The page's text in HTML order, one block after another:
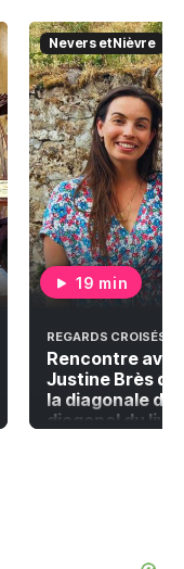
Nevers et Nièvre
19 min
REGARDS CROISÉS
Rencontre
Justine Brès
la diagonale du
diagonal du